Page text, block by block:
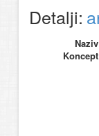
Detalji:
Naziv
Koncept